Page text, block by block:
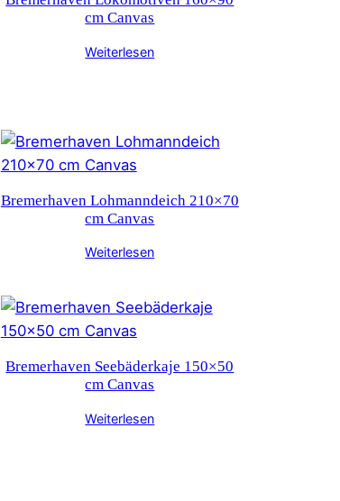
cm Canvas
Weiterlesen
Bremerhaven Lohmanndeich 210×70
cm Canvas
Weiterlesen
Bremerhaven Seebäderkaje 150×50
cm Canvas
Weiterlesen